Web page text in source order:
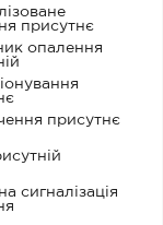
присутнє
опалення
присутнє
сигналізація